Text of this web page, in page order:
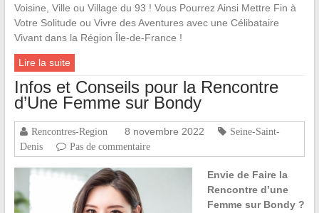
Voisine, Ville ou Village du 93 ! Vous Pourrez Ainsi Mettre Fin à
Votre Solitude ou Vivre des Aventures avec une Célibataire
Vivant dans la Région Île-de-France !
Lire la suite
Infos et Conseils pour la Rencontre
d’Une Femme sur Bondy
Rencontres-Region 8 novembre 2022
Seine-Saint-
Denis
Pas de commentaire
Envie de Faire la
Rencontre d’une
Femme sur Bondy ?